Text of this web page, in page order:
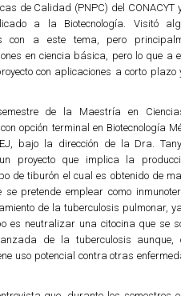
de Calidad (PNPC) del CONACYT
a la Biotecnología. Visitó
con a este tema, pero
en ciencia básica, pero lo que a
con aplicaciones a corto plazo
de la Maestría en
opción terminal en Biotecnología
bajo la dirección de la Dra.
proyecto que implica la
de tiburón el cual es obtenido de
se pretende emplear como
de la tuberculosis pulmonar,
es neutralizar una citocina que se
de la tuberculosis aunque,
uso potencial contra otras